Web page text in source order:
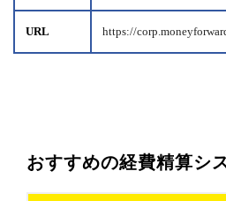
URL https://
おすすめの経費精算シ